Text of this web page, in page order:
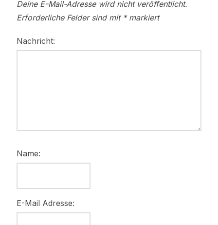
Deine E-Mail-Adresse wird nicht veröffentlicht.
Erforderliche Felder sind mit *markiert
Nachricht:
Name:
E-Mail Adresse: